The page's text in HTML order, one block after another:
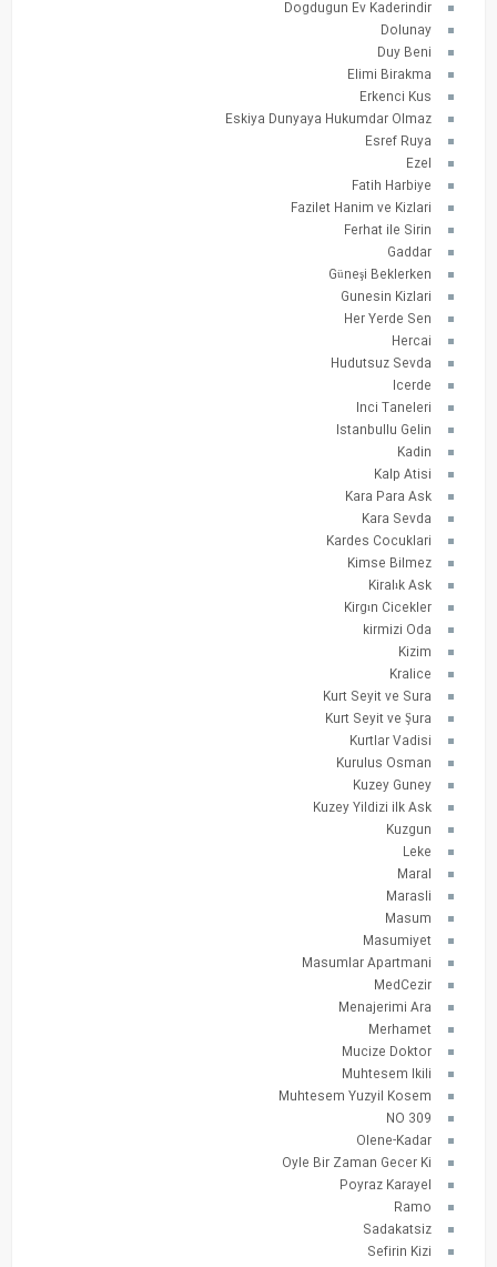
Dogdugun Ev Kaderindir
Dolunay
Duy Beni
Elimi Birakma
Erkenci Kus
Eskiya Dunyaya Hukumdar Olmaz
Esref Ruya
Ezel
Fatih Harbiye
Fazilet Hanim ve Kizlari
Ferhat ile Sirin
Gaddar
Güneşi Beklerken
Gunesin Kizlari
Her Yerde Sen
Hercai
Hudutsuz Sevda
Icerde
Inci Taneleri
Istanbullu Gelin
Kadin
Kalp Atisi
Kara Para Ask
Kara Sevda
Kardes Cocuklari
Kimse Bilmez
Kiralık Ask
Kirgın Cicekler
kirmizi Oda
Kizim
Kralice
Kurt Seyit ve Sura
Kurt Seyit ve Şura
Kurtlar Vadisi
Kurulus Osman
Kuzey Guney
Kuzey Yildizi ilk Ask
Kuzgun
Leke
Maral
Marasli
Masum
Masumiyet
Masumlar Apartmani
MedCezir
Menajerimi Ara
Merhamet
Mucize Doktor
Muhtesem Ikili
Muhtesem Yuzyil Kosem
NO 309
Olene-Kadar
Oyle Bir Zaman Gecer Ki
Poyraz Karayel
Ramo
Sadakatsiz
Sefirin Kizi